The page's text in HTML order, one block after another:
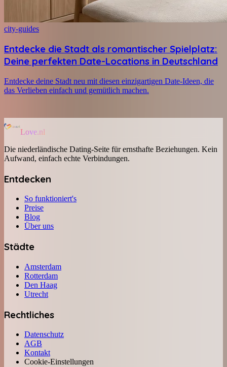
city-guides
Entdecke die Stadt als romantischer Spielplatz:
Deine perfekten Date-Locations in Deutschland
Entdecke deine Stadt neu mit diesen einzigartigen Date-Ideen, die
das Verlieben einfach und gemütlich machen.
Love.nl
Die niederländische Dating-Seite für ernsthafte Beziehungen. Kein
Aufwand, einfach echte Verbindungen.
Entdecken
So funktioniert's
Preise
Blog
Über uns
Städte
Amsterdam
Rotterdam
Den Haag
Utrecht
Rechtliches
Datenschutz
AGB
Kontakt
Cookie-Einstellungen